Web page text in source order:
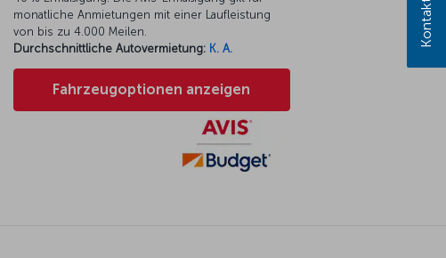
monatliche Anmietungen mit einer Laufleistung
von bis zu 4.000 Meilen.
Durchschnittliche Autovermietung: K. A.
Fahrzeugoptionen anzeigen